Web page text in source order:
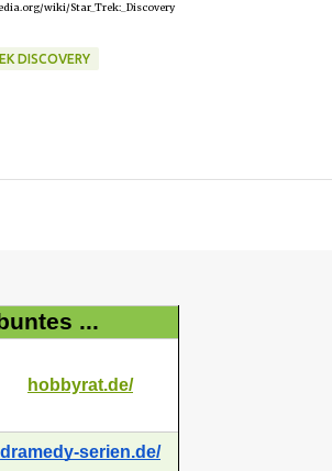
wiki/Star_Trek:_Discovery
DISCOVERY
...
hobbyrat.de/
dramedy-serien.de/